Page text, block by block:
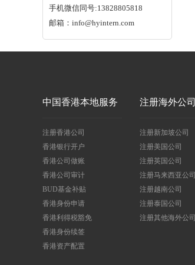
手机微信同号:13828805818
邮箱：info@hyintern.com
中国香港本地服务
注册香港公司
香港银行开户
香港公司做账
香港公司审计
BUD基金补贴
香港身份申请
香港利得税豁免
香港身份续签
香港资产配置
注册海外公司
注册新加坡公司
注册美国公司
注册英国公司
注册马来西亚公司
注册越南公司
注册泰国公司
注册其他海外公司